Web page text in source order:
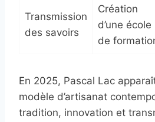
Transmission
des savoirs
Création
d’une école
de
En 2025, Pascal Lac
modèle d’artisanat
tradition, innovation et